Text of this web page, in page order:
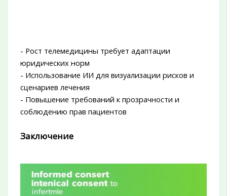
- Рост телемедицины требует адаптации
юридических норм
- Использование ИИ для визуализации рисков и
сценариев лечения
- Повышение требований к прозрачности и
соблюдению прав пациентов
Заключение